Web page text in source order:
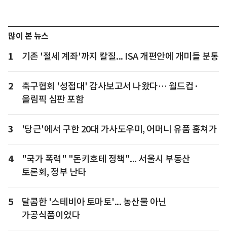
많이 본 뉴스
1 기존 '절세 계좌'까지 칼질... ISA 개편안에 개미들 분통
2
축구협회 '성접대' 감사보고서 나왔다… 월드컵·
올림픽 심판 포함
3 '당근'에서 구한 20대 가사도우미, 어머니 유품 훔쳐가
4
"국가 폭력" "돈키호테 정책"... 서울시 부동산
토론회, 정부 난타
5
달콤한 '스테비아 토마토'... 농산물 아닌
가공식품이었다